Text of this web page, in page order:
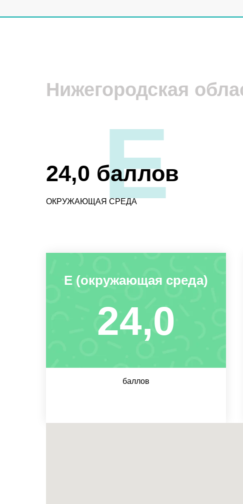
Нижегородская
24,0 баллов
ОКРУЖАЮЩАЯ СРЕДАE
E (окружающая среда)
24,0
баллов